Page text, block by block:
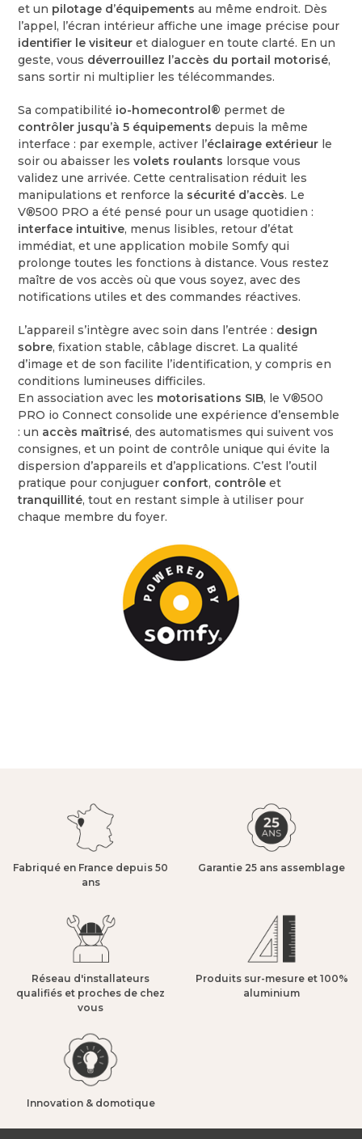
et un pilotage d’équipements au même endroit. Dès
l’appel, l’écran intérieur affiche une image précise pour
identifier le visiteur et dialoguer en toute clarté. En un
geste, vous déverrouillez l’accès du portail motorisé,
sans sortir ni multiplier les télécommandes.
Sa compatibilité io-homecontrol® permet de
contrôler jusqu’à 5 équipements depuis la même
interface : par exemple, activer l’éclairage extérieur le
soir ou abaisser lesvolets roulants lorsque vous
validez une arrivée. Cette centralisation réduit les
manipulations et renforce la sécurité d’accès. Le
V®500 PRO a été pensé pour un usage quotidien :
interface intuitive, menus lisibles, retour d’état
immédiat, et une application mobile Somfy qui
prolonge toutes les fonctions à distance. Vous restez
maître de vos accès où que vous soyez, avec des
notifications utiles et des commandes réactives.
L’appareil s’intègre avec soin dans l’entrée : design
sobre, fixation stable, câblage discret. La qualité
d’image et de son facilite l’identification, y compris en
conditions lumineuses difficiles.
En association avec les motorisations SIB, le V®500
PRO io Connect consolide une expérience d’ensemble
: un accès maîtrisé, des automatismes qui suivent vos
consignes, et un point de contrôle unique qui évite la
dispersion d’appareils et d’applications. C’est l’outil
pratique pour conjuguer confort, contrôle et
tranquillité, tout en restant simple à utiliser pour
chaque membre du foyer.
Fabriqué en France depuis 50
ans​
Garantie 25 ans assemblage​
Réseau d'installateurs
qualifiés et proches de chez
vous​
Produits sur-mesure et 100%
aluminium​
Innovation & domotique​